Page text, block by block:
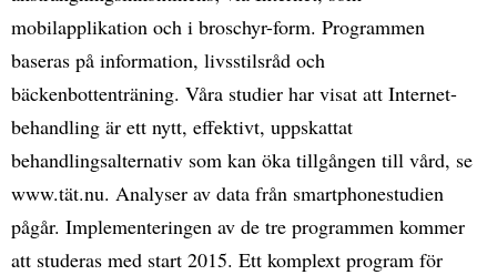
mobilapplikation och i broschyr-form. Programmen
baseras på information, livsstilsråd och
bäckenbottenträning. Våra studier har visat att Internet-
behandling är ett nytt, effektivt, uppskattat
behandlingsalternativ som kan öka tillgången till vård, se
www.tät.nu. Analyser av data från smartphonestudien
pågår. Implementeringen av de tre programmen kommer
att studeras med start 2015. Ett komplext program för